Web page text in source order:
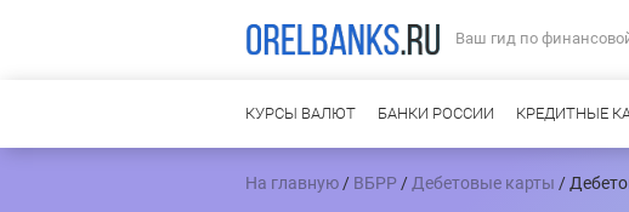
Ваш гид по
КУРСЫ ВАЛЮТ БАНКИ РОССИИ КРЕДИТНЫЕ
На главную / ВБРР / Дебетовые карты /